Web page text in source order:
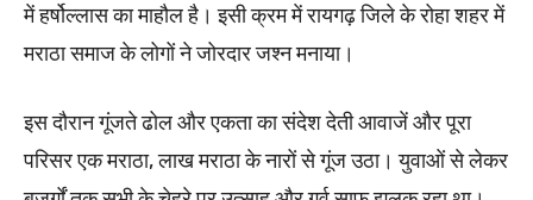
में हर्षोल्लास का माहौल है। इसी क्रम में रायगढ़ जिले के रोहा शहर में
मराठा समाज के लोगों ने जोरदार जश्न मनाया।
इस दौरान गूंजते ढोल और एकता का संदेश देती आवाजें और पूरा
परिसर एक मराठा, लाख मराठा के नारों से गूंज उठा। युवाओं से लेकर